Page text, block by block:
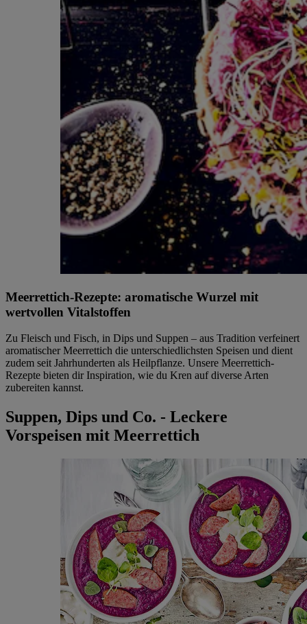
Meerrettich-Rezepte: aromatische Wurzel mit
wertvollen Vitalstoffen
Zu Fleisch und Fisch, in Dips und Suppen – aus Tradition verfeinert
aromatischer Meerrettich die unterschiedlichsten Speisen und dient
zudem seit Jahrhunderten als Heilpflanze. Unsere Meerrettich-
Rezepte bieten dir Inspiration, wie du Kren auf diverse Arten
zubereiten kannst.
Suppen, Dips und Co. - Leckere
Vorspeisen mit Meerrettich